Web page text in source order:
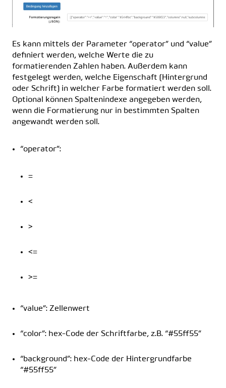
Es kann mittels der Parameter “operator” und “value”
definiert werden, welche Werte die zu
formatierenden Zahlen haben. Außerdem kann
festgelegt werden, welche Eigenschaft (Hintergrund
oder Schrift) in welcher Farbe formatiert werden soll.
Optional können Spaltenindexe angegeben werden,
wenn die Formatierung nur in bestimmten Spalten
angewandt werden soll.
“operator”:
=
<
>
<=
>=
“value”: Zellenwert
“color”: hex-Code der Schriftfarbe, z.B. “#55ff55”
“background”: hex-Code der Hintergrundfarbe
“#55ff55”